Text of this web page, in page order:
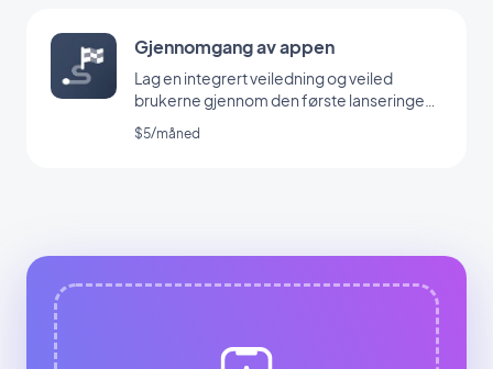
Gjennomgang av appen
Lag en integrert veiledning og veiled
brukerne gjennom den første lanseringen
av appen din
$5/måned